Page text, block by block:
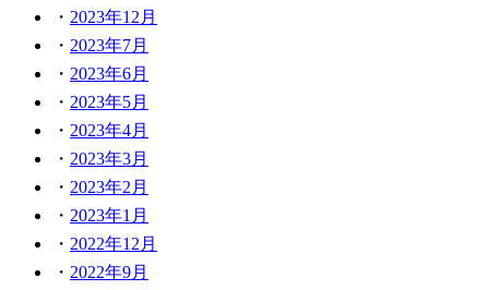
2023年12月
2023年7月
2023年6月
2023年5月
2023年4月
2023年3月
2023年2月
2023年1月
2022年12月
2022年9月